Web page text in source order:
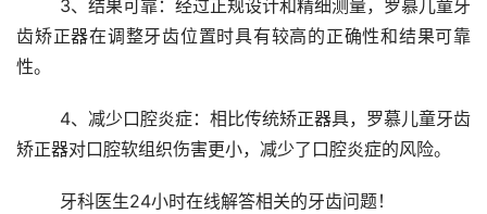
齿矫正器在调整牙齿位置时具有较高的正确性和结果可靠
性。
矫正器对口腔软组织伤害更小，减少了口腔炎症的风险。
	牙科医生24小时在线解答相关的牙齿问题！